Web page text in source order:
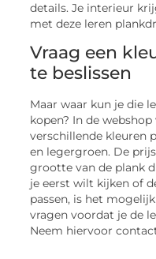
details. Je interieur
met deze leren
Vraag een
te beslissen
Maar waar kun je die
kopen? In de
verschillende kleuren
en legergroen. De
grootte van de plank
je eerst wilt kijken of
passen, is het
vragen voordat je de
Neem hiervoor